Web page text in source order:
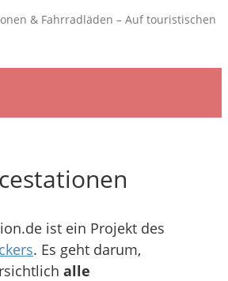
& Fahrradläden – Auf touristischen
ist ein Projekt des
. Es geht darum,
alle